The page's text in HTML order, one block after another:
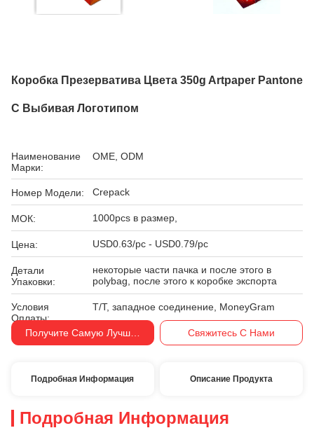
Коробка Презерватива Цвета 350g Artpaper Pantone
С Выбивая Логотипом
Наименование
Марки:
OME, ODM
Номер Модели: Crepack
МОК: 1000pcs в размер,
Цена: USD0.63/pc - USD0.79/pc
Детали
Упаковки:
некоторые части пачка и после этого в
polybag, после этого к коробке экспорта
Условия
Оплаты:
T/T, западное соединение, MoneyGram
Получите Самую Лучшую Цену Свяжитесь С Нами
Подробная Информация Описание Продукта
Подробная Информация